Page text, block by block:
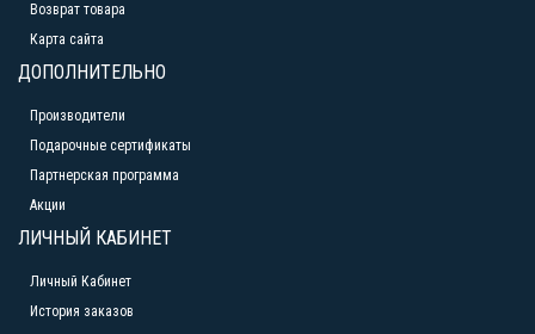
Возврат товара
Карта сайта
ДОПОЛНИТЕЛЬНО
Производители
Подарочные сертификаты
Партнерская программа
Акции
ЛИЧНЫЙ КАБИНЕТ
Личный Кабинет
История заказов